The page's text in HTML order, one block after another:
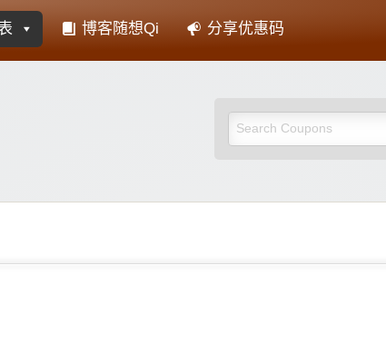
博客随想Qi 分享优惠码
否-主机域名优惠码